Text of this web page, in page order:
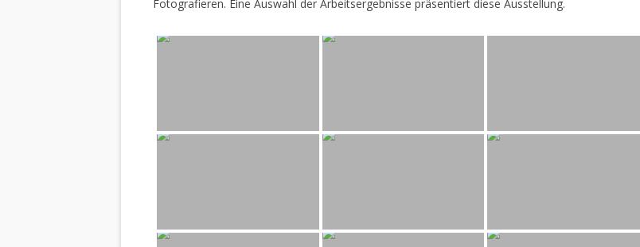
Fotografieren. Eine Auswahl der Arbeitsergebnisse präsentiert diese Ausstellung.